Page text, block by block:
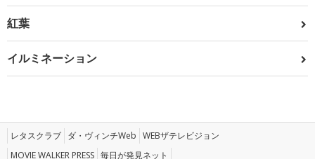
紅葉
イルミネーション
レタスクラブ ダ・ヴィンチWeb WEBザテレビジョン
MOVIE WALKER PRESS 毎日が発見ネット